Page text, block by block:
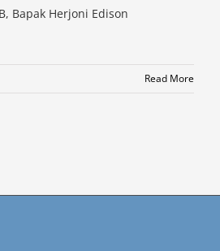
Bapak Herjoni Edison
Read More